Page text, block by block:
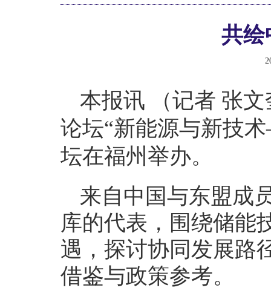
共
本报讯 （记者 张
论坛“新能源与新技
坛在福州举办。
来自中国与东盟成
库的代表，围绕储能
遇，探讨协同发展路
借鉴与政策参考。